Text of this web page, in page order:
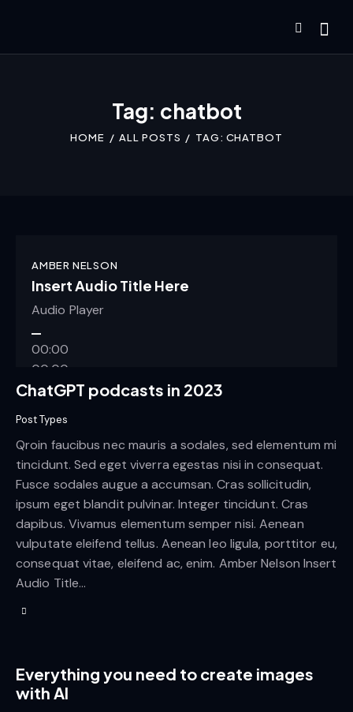
Tag: chatbot
HOME ALL POSTS TAG: CHATBOT
AMBER NELSON
Insert Audio Title Here
Audio Player
00:00
00:00
00:00
ChatGPT podcasts in 2023
Post Types
Qroin faucibus nec mauris a sodales, sed elementum mi
tincidunt. Sed eget viverra egestas nisi in consequat.
Fusce sodales augue a accumsan. Cras sollicitudin,
ipsum eget blandit pulvinar. Integer tincidunt. Cras
dapibus. Vivamus elementum semper nisi. Aenean
vulputate eleifend tellus. Aenean leo ligula, porttitor eu,
consequat vitae, eleifend ac, enim. Amber Nelson Insert
Audio Title…
Everything you need to create images
with AI